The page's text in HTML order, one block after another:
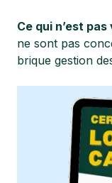
Ce qui n’est pas
ne sont pas
brique gestion